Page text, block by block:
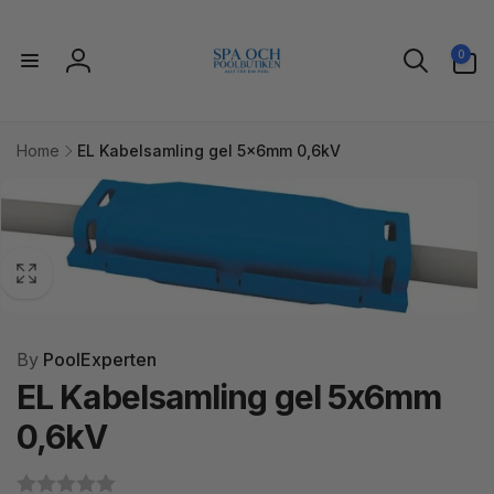
Log
0
varer
Home
EL Kabelsamling gel 5x6mm 0,6kV
By PoolExperten
EL Kabelsamling gel 5x6mm
0,6kV